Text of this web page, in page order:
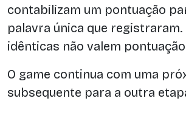
contabilizam um pontuação
palavra única que registraram.
idênticas não valem
O game continua com uma
subsequente para a outra